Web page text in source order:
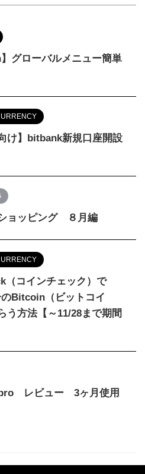
】グローバルメニュー簡単
け】bitbank新規口座開設
ョッピング ８月編
（コインチェック）で
のBitcoin（ビットコイ
う方法【～11/28まで期間
レビュー 3ヶ月使用